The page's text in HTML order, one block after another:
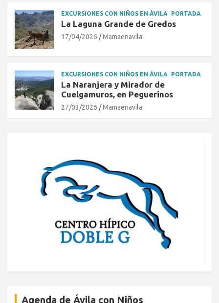
EXCURSIONES CON NIÑOS EN ÁVILA PORTADA
La Laguna Grande de Gredos
17/04/2026 Mamaenavila
EXCURSIONES CON NIÑOS EN ÁVILA PORTADA
La Naranjera y Mirador de
Cuelgamuros, en Peguerinos
27/03/2026 Mamaenavila
Agenda de Ávila con Niños